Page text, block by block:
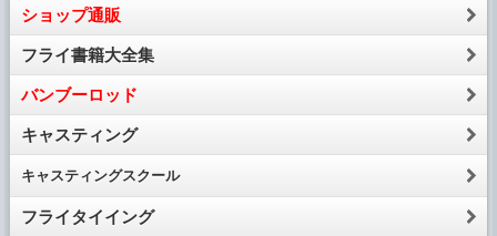
ショップ通販
フライ書籍大全集
バンブーロッド
キャスティング
キャスティングスクール
フライタイイング